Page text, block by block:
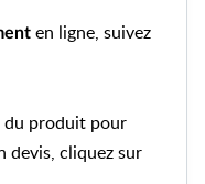
en ligne, suivez
du produit pour
devis, cliquez sur